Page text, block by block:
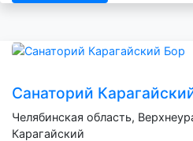
Санаторий
Челябинская область,
Карагайский